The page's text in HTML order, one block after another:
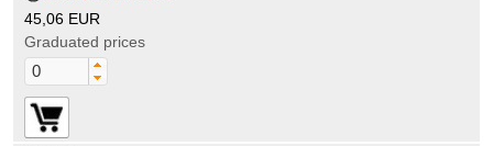
45,06 EUR
Graduated prices